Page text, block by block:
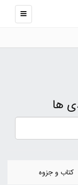
نمایش
ها
کتاب و جزوه